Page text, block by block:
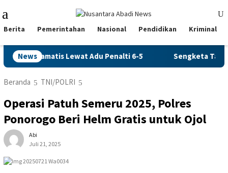
ke
konten
Mobile
Berita Pemerintahan Nasional Pendidikan Kriminal
News
Dramatis Lewat Adu Penalti 6-5 Sengketa Tagihan
Beranda TNI/POLRI
Operasi Patuh Semeru 2025, Polres
Ponorogo Beri Helm Gratis untuk Ojol
Abi
Juli 21, 2025